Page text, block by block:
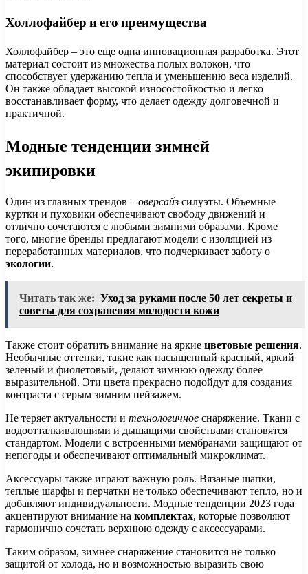
Холлофайбер и его преимущества
Холлофайбер – это еще одна инновационная разработка. Этот
материал состоит из множества полых волокон, что
способствует удержанию тепла и уменьшению веса изделий.
Он также обладает высокой износостойкостью и легко
восстанавливает форму, что делает одежду долговечной и
практичной.
Модные тенденции зимней
экипировки
Один из главных трендов – оверсайз силуэты. Объемные
куртки и пуховики обеспечивают свободу движений и
отлично сочетаются с любыми зимними образами. Кроме
того, многие бренды предлагают модели с изоляцией из
переработанных материалов, что подчеркивает заботу о
экологии.
Читать так же: Уход за руками после 50 лет секреты и
советы для сохранения молодости кожи
Также стоит обратить внимание на яркие цветовые решения.
Необычные оттенки, такие как насыщенный красный, яркий
зеленый и фиолетовый, делают зимнюю одежду более
выразительной. Эти цвета прекрасно подойдут для создания
контраста с серым зимним пейзажем.
Не теряет актуальности и технологичное снаряжение. Ткани с
водоотталкивающими и дышащими свойствами становятся
стандартом. Модели с встроенными мембранами защищают от
непогоды и обеспечивают оптимальный микроклимат.
Аксессуары также играют важную роль. Вязаные шапки,
теплые шарфы и перчатки не только обеспечивают тепло, но и
добавляют индивидуальности. Модные тенденции 2023 года
акцентируют внимание на комплектах, которые позволяют
гармонично сочетать верхнюю одежду с аксессуарами.
Таким образом, зимнее снаряжение становится не только
защитой от холода, но и возможностью выразить свою